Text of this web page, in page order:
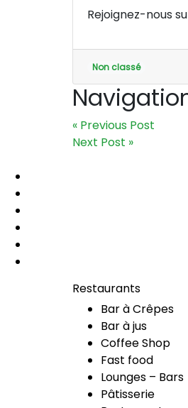
Rejoignez-nous
Non classé
« Previous Post
Next Post »
Restaurants
Bar à Crêpes
Bar à jus
Coffee Shop
Fast food
Lounges – Bars
Pâtisserie